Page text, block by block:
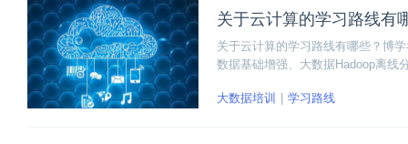
关于云计算的学习路线有
关于云计算的学习路线有哪些？博
数据基础增强、大数据Hadoop离线
据flink项目实战、大数据新技术实
大数据培训 学习路线